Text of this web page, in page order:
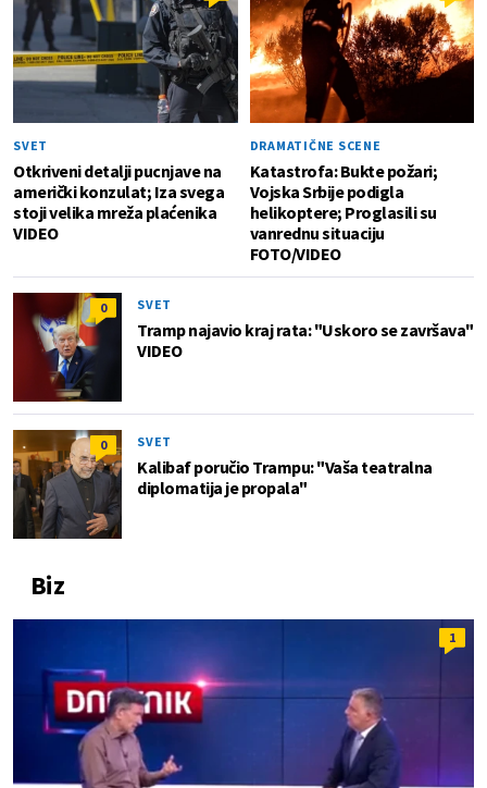
SVET
Otkriveni detalji pucnjave na
američki konzulat; Iza svega
stoji velika mreža plaćenika
VIDEO
DRAMATIČNE SCENE
Katastrofa: Bukte požari;
Vojska Srbije podigla
helikoptere; Proglasili su
vanrednu situaciju
FOTO/VIDEO
0 SVET
Tramp najavio kraj rata: "Uskoro se završava"
VIDEO
0 SVET
Kalibaf poručio Trampu: "Vaša teatralna
diplomatija je propala"
Biz
1